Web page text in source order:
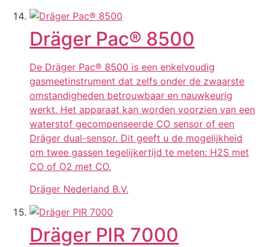
Dräger Pac® 8500
De Dräger Pac® 8500 is een enkelvoudig
gasmeetinstrument dat zelfs onder de zwaarste
omstandigheden betrouwbaar en nauwkeurig
werkt. Het apparaat kan worden voorzien van een
waterstof gecompenseerde CO sensor of een
Dräger dual-sensor. Dit geeft u de mogelijkheid
om twee gassen tegelijkertijd te meten: H2S met
CO of O2 met CO.
Dräger Nederland B.V.
Dräger PIR 7000